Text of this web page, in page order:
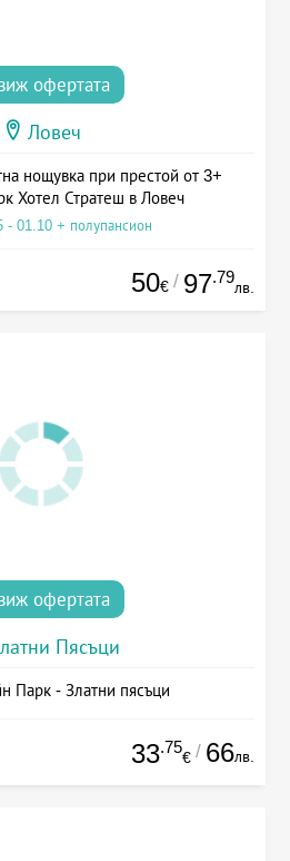
офертата
Ловеч
нощувка при престой от 3+
Хотел Стратеш в Ловеч
- 01.10 + полупансион
50€ / 97.79
лв.
офертата
Пясъци
Парк - Златни пясъци
33.75
€ / 66лв.